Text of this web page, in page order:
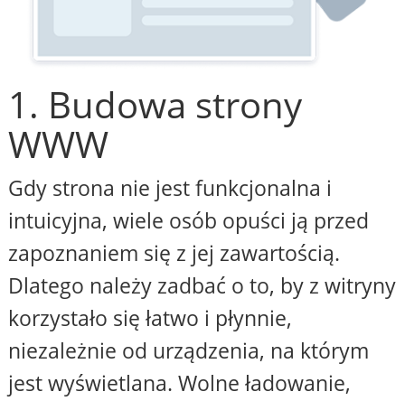
1. Budowa strony
WWW
Gdy strona nie jest funkcjonalna i
intuicyjna, wiele osób opuści ją przed
zapoznaniem się z jej zawartością.
Dlatego należy zadbać o to, by z witryny
korzystało się łatwo i płynnie,
niezależnie od urządzenia, na którym
jest wyświetlana. Wolne ładowanie,